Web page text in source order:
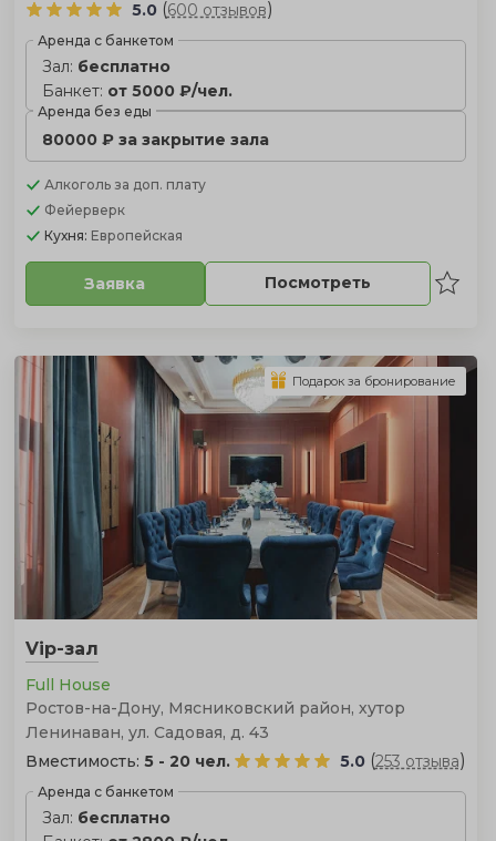
5.0 (600 отзывов)
Аренда с банкетом
Зал: бесплатно
Банкет: от 5000 ₽/чел.
Аренда без еды
80000 ₽ за закрытие зала
Алкоголь за доп. плату
Фейерверк
Кухня: Европейская
Заявка Посмотреть
Vip-зал
Full House
Ростов-на-Дону, Мясниковский район, хутор
Ленинаван, ул. Садовая, д. 43
Вместимость: 5 - 20 чел. 5.0 (253 отзыва)
Аренда с банкетом
Зал: бесплатно
Подарок за бронирование